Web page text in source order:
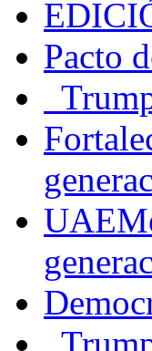
Pacto